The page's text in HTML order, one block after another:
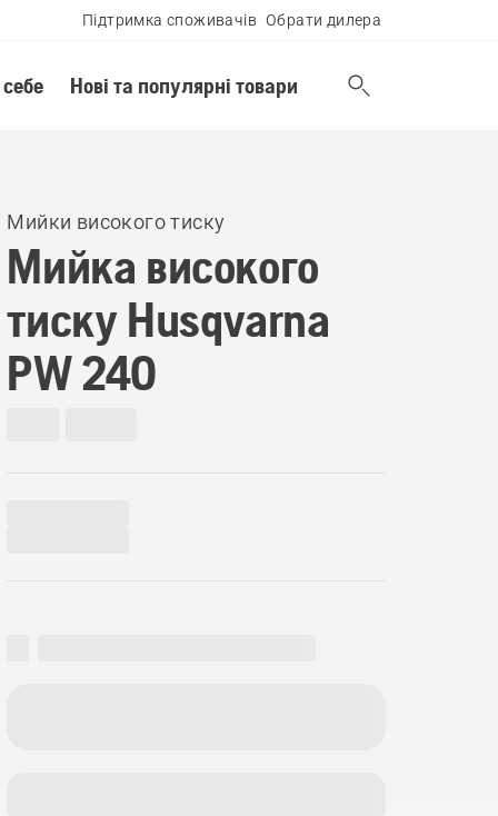
Підтримка споживачів Обрати дилера
Нові та популярні товари
Мийки високого тиску
Мийка високого
тиску Husqvarna
PW 240